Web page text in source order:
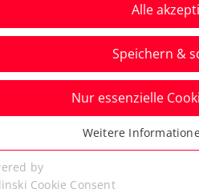
um
Alle
Speichern &
Nur essenzielle
Cookies werden für
benötigt. Dadurch ist
Weitere
by
Cookie Consent